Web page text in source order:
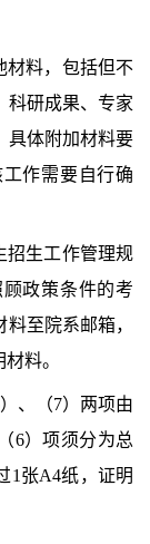
材料，包括但不
科研成果、专家
具体附加材料要
作需要自行确
招生工作管理规
政策条件的考
至院系邮箱，
料。
、（7）两项由
（6）项须分为总
1张A4纸，证明